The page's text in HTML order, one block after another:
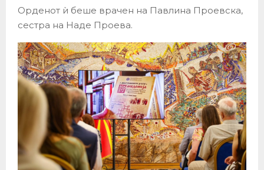
Орденот ѝ беше врачен на Павлина Проевска,
сестра на Наде Проева.